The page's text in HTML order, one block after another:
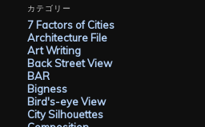
イ
ブ
カテゴリー
7 Factors of Cities
Architecture File
Art Writing
Back Street View
BAR
Bigness
Bird's-eye View
City Silhouettes